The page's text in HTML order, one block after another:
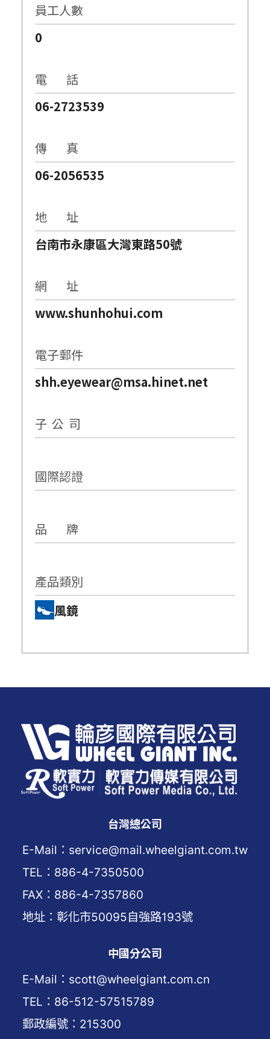
員工人數
0
電 話
06-2723539
傳 真
06-2056535
地 址
台南市永康區大灣東路50號
網 址
www.shunhohui.com
電子郵件
shh.eyewear@msa.hinet.net
子 公 司
國際認證
品 牌
產品類別
風鏡
台灣總公司
E-Mail：service@mail.wheelgiant.com.tw
TEL：886-4-7350500
FAX：886-4-7357860
地址：彰化市50095自強路193號
中國分公司
E-Mail：scott@wheelgiant.com.cn
TEL：86-512-57515789
郵政編號：215300